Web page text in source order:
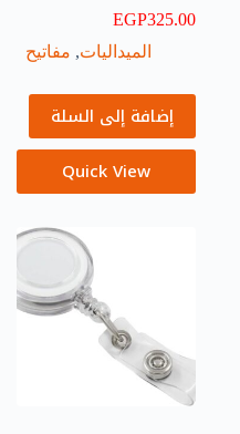
EGP325.00
الميداليات, مفاتيح
إضافة إلى السلة
Quick View